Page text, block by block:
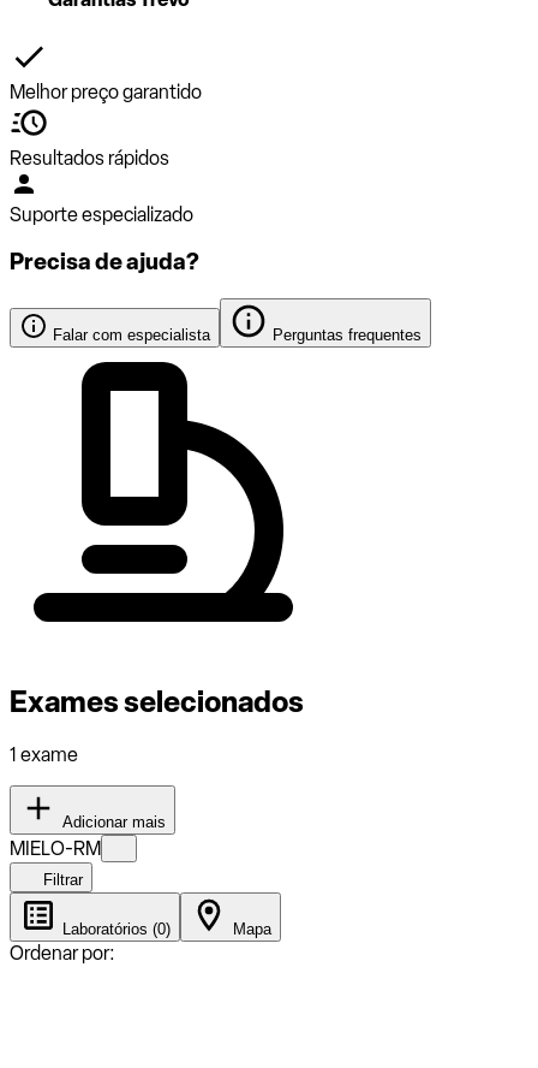
Melhor preço garantido
Resultados rápidos
Suporte especializado
Precisa de ajuda?
Falar com especialista Perguntas frequentes
Exames selecionados
1 exame
Adicionar mais
MIELO-RM
Filtrar
Laboratórios (0) Mapa
Ordenar por: